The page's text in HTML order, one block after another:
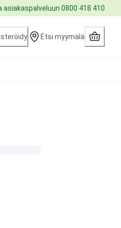
0800 418 410
Etsi myymälä